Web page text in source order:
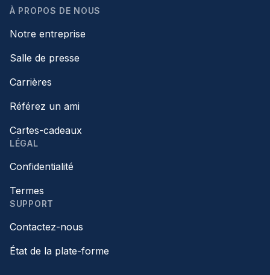
À PROPOS DE NOUS
Notre entreprise
Salle de presse
Carrières
Référez un ami
Cartes-cadeaux
LÉGAL
Confidentialité
Termes
SUPPORT
Contactez-nous
État de la plate-forme